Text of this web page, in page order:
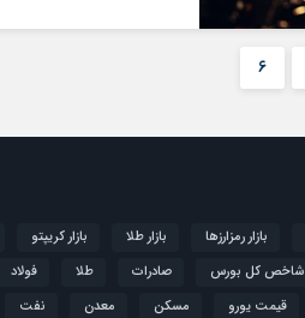
۶
بازار رمزارزها بازار طلا بازار کریپتو
شاخص کل بورس صادرات طلا فولاد
قیمت یورو مسکن معدن نفت